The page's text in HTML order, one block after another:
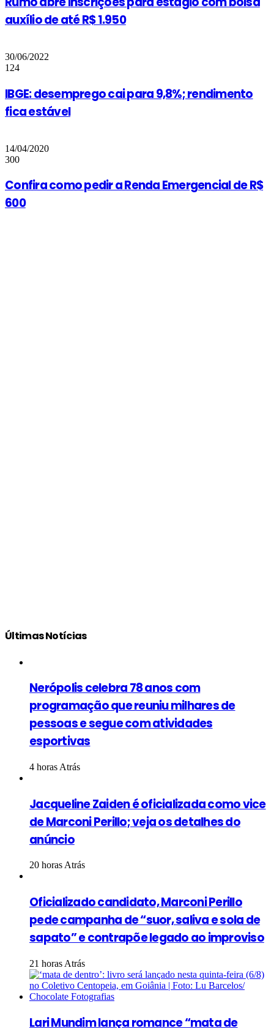
auxílio de até R$ 1.950
30/06/2022
124
IBGE: desemprego cai para 9,8%; rendimento
fica estável
14/04/2020
300
Confira como pedir a Renda Emergencial de R$
600
Últimas Notícias
Nerópolis celebra 78 anos com
programação que reuniu milhares de
pessoas e segue com atividades
esportivas
4 horas Atrás
Jacqueline Zaiden é oficializada como vice
de Marconi Perillo; veja os detalhes do
anúncio
20 horas Atrás
Oficializado candidato, Marconi Perillo
pede campanha de “suor, saliva e sola de
sapato” e contrapõe legado ao improviso
21 horas Atrás
Lari Mundim lança romance “mata de